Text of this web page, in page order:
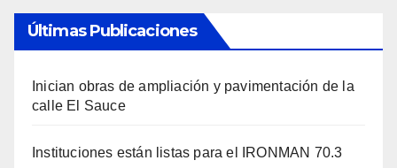
Últimas Publicaciones
Inician obras de ampliación y pavimentación de la
calle El Sauce
Instituciones están listas para el IRONMAN 70.3